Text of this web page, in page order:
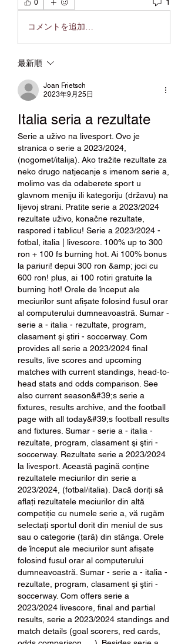
0
コメントを追加…
最新順
Joan Frietsch
2023年9月25日
Italia seria a rezultate
Serie a uživo na livesport. Ovo je
stranica o serie a 2023/2024,
(nogomet/italija). Ako tražite rezultate za
neko drugo natjecanje s imenom serie a,
molimo vas da odaberete sport u
glavnom meniju ili kategoriju (državu) na
lijevoj strani. Pratite serie a 2023/2024
rezultate uživo, konačne rezultate,
raspored i tablicu! Serie a 2023/2024 -
fotbal, italia | livescore. 100% up to 300
ron + 100 fs burning hot. Ai 100% bonus
la pariuri! depui 300 ron &amp; joci cu
600 ron! plus, ai 100 rotiri gratuite la
burning hot! Orele de început ale
meciurilor sunt afișate folosind fusul orar
al computerului dumneavoastră. Sumar -
serie a - italia - rezultate, program,
clasament şi ştiri - soccerway. Com
provides all serie a 2023/2024 final
results, live scores and upcoming
matches with current standings, head-to-
head stats and odds comparison. See
also current season&#39;s serie a
fixtures, results archive, and the football
page with all today&#39;s football results
and fixtures. Sumar - serie a - italia -
rezultate, program, clasament şi ştiri -
soccerway. Rezultate serie a 2023/2024
la livesport. Această pagină conține
rezultatele meciurilor din serie a
2023/2024, (fotbal/italia). Dacă doriți să
aflați rezultatele meciurilor din altă
competiție cu numele serie a, vă rugăm
selectați sportul dorit din meniul de sus
sau o categorie (țară) din stânga. Orele
de început ale meciurilor sunt afișate
folosind fusul orar al computerului
dumneavoastră. Sumar - serie a - italia -
rezultate, program, clasament şi ştiri -
soccerway. Com offers serie a
2023/2024 livescore, final and partial
results, serie a 2023/2024 standings and
match details (goal scorers, red cards,